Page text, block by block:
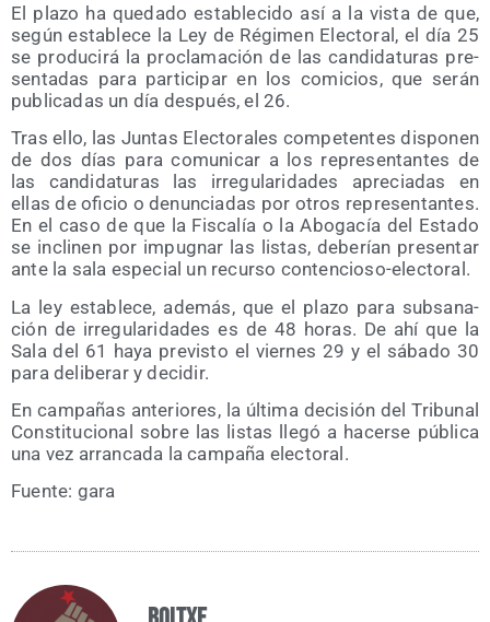
El pla­zo ha que­da­do esta­ble­ci­do así a la vis­ta de que,
según esta­ble­ce la Ley de Régi­men Elec­to­ral, el día 25
se pro­du­ci­rá la pro­cla­ma­ción de las can­di­da­tu­ras pre­
sen­ta­das para par­ti­ci­par en los comi­cios, que serán
publi­ca­das un día des­pués, el 26.
Tras ello, las Jun­tas Elec­to­ra­les com­pe­ten­tes dis­po­nen
de dos días para comu­ni­car a los repre­sen­tan­tes de
las can­di­da­tu­ras las irre­gu­la­ri­da­des apre­cia­das en
ellas de ofi­cio o denun­cia­das por otros repre­sen­tan­tes.
En el caso de que la Fis­ca­lía o la Abo­ga­cía del Esta­do
se incli­nen por impug­nar las lis­tas, debe­rían pre­sen­tar
ante la sala espe­cial un recur­so contencioso-electoral.
La ley esta­ble­ce, ade­más, que el pla­zo para sub­sa­na­
ción de irre­gu­la­ri­da­des es de 48 horas. De ahí que la
Sala del 61 haya pre­vis­to el vier­nes 29 y el sába­do 30
para deli­be­rar y decidir.
En cam­pa­ñas ante­rio­res, la últi­ma deci­sión del Tri­bu­nal
Cons­ti­tu­cio­nal sobre las lis­tas lle­gó a hacer­se públi­ca
una vez arran­ca­da la cam­pa­ña electoral.
Fuen­te: gara